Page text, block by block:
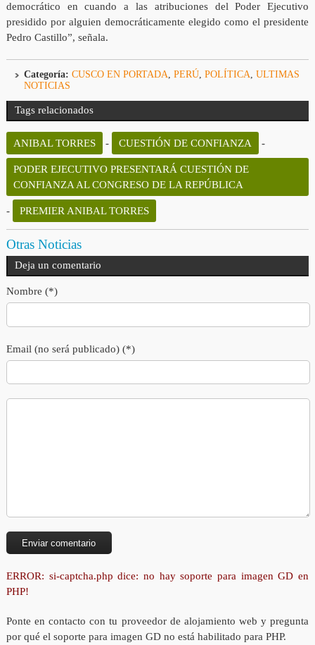
democrático en cuando a las atribuciones del Poder Ejecutivo
presidido por alguien democráticamente elegido como el presidente
Pedro Castillo”, señala.
Categoría: CUSCO EN PORTADA, PERÚ, POLÍTICA, ULTIMAS
NOTICIAS
Tags relacionados
ANIBAL TORRES - CUESTIÓN DE CONFIANZA -
PODER EJECUTIVO PRESENTARÁ CUESTIÓN DE
CONFIANZA AL CONGRESO DE LA REPÚBLICA
- PREMIER ANIBAL TORRES
Otras Noticias
Deja un comentario
Nombre (*)
Email (no será publicado) (*)
ERROR: si-captcha.php dice: no hay soporte para imagen GD en
PHP!
Ponte en contacto con tu proveedor de alojamiento web y pregunta
por qué el soporte para imagen GD no está habilitado para PHP.